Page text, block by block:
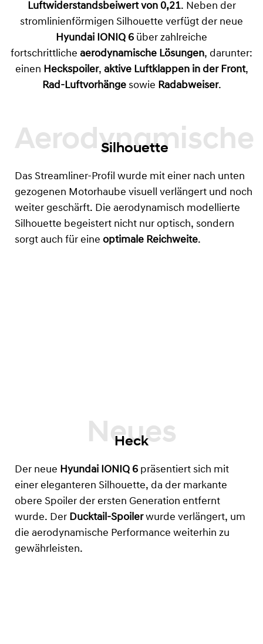
Luftwiderstandsbeiwert von 0,21. Neben der
stromlinienförmigen Silhouette verfügt der neue
Hyundai IONIQ 6 über zahlreiche
fortschrittliche aerodynamische Lösungen, darunter:
einen Heckspoiler, aktive Luftklappen in der Front,
Rad-Luftvorhänge sowie Radabweiser.
Silhouette
Das Streamliner-Profil wurde mit einer nach unten
gezogenen Motorhaube visuell verlängert und noch
weiter geschärft. Die aerodynamisch modellierte
Silhouette begeistert nicht nur optisch, sondern
sorgt auch für eine optimale Reichweite.
Heck
Der neue Hyundai IONIQ 6 präsentiert sich mit
einer eleganteren Silhouette, da der markante
obere Spoiler der ersten Generation entfernt
wurde. Der Ducktail-Spoilerwurde verlängert, um
die aerodynamische Performance weiterhin zu
gewährleisten.